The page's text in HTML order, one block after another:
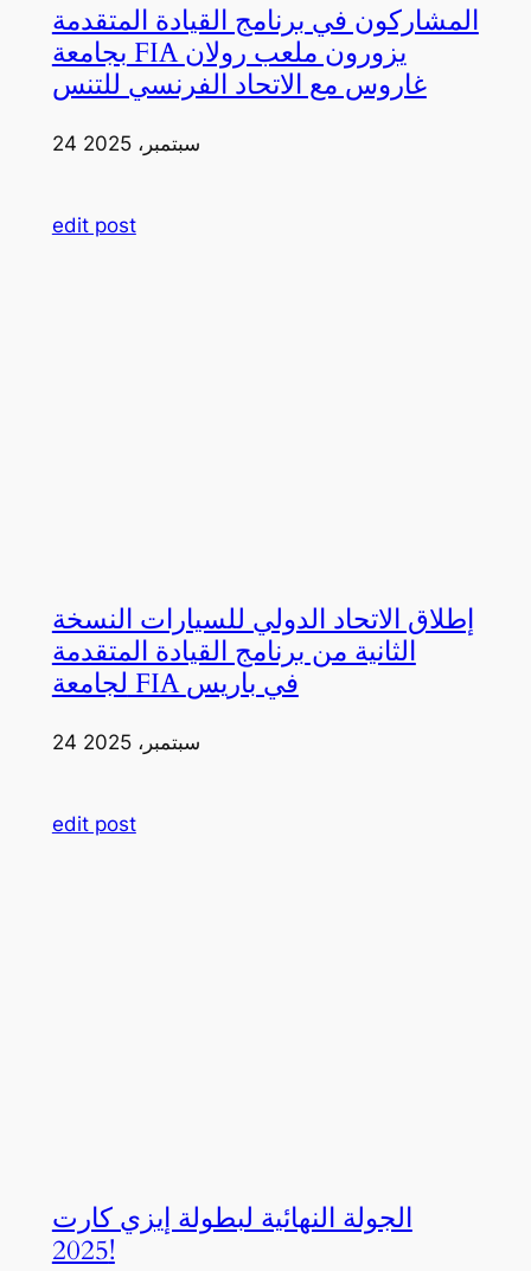
المشاركون في برنامج القيادة المتقدمة
بجامعة FIA يزورون ملعب رولان
غاروس مع الاتحاد الفرنسي للتنس
24 سبتمبر، 2025
edit post
إطلاق الاتحاد الدولي للسيارات النسخة
الثانية من برنامج القيادة المتقدمة
لجامعة FIA في باريس
24 سبتمبر، 2025
edit post
الجولة النهائية لبطولة إيزي كارت
2025!